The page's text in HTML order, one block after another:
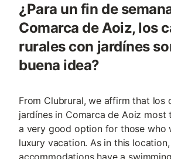
¿Para un fin de
Comarca de Aoiz, los
rurales con jardínes
buena idea?
From Clubrural, we affirm that los
jardínes in Comarca de Aoiz most
a very good option for those who
luxury vacation. As in this
accommodations have a